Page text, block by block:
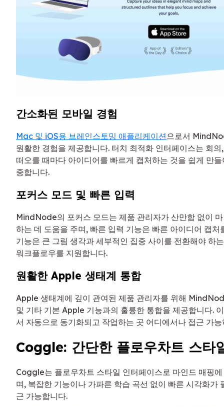
간소화된 모바일 경험
Mac 및 iOS용 브레인스토밍 애플리케이션 으로서
원활한 경험을 제공합니다. 터치 최적화 인터페이스는 회
떠오를 때마다 아이디어를 빠르게 캡처하는 것을 쉽게 만
중합니다.
포커스 모드 및 빠른 입력
MindNode의 포커스 모드는 제품 관리자가 산만함 없이
하는 데 도움을 주며, 빠른 입력 기능은 빠른 아이디어 캡처
기능은 큰 그림 생각과 세부적인 집중 사이를 전환해야 하
워크플로우를 지원합니다.
원활한 Apple 생태계 통합
Apple 생태계에 깊이 관여된 제품 관리자를 위해
및 기타 기본 Apple 기능과의 훌륭한 통합을 제공합니다.
서 자동으로 동기화되고 작업하는 곳 어디에서나 접근 가
Coggle: 간단한 플로우차트 스타
Coggle는 플로우차트 스타일 인터페이스로 마인드 매핑
며, 복잡한 기능이나 가파른 학습 곡선 없이 빠른 시각화가
근 가능합니다.